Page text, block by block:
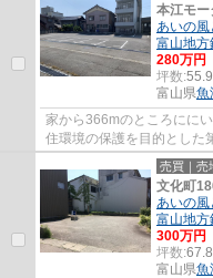
本江モー
あいの風
富山地方
280万円
坪数:
富山県魚
家から366mのところにに
住環境の保護を目的とした
れば車の出し入れが非常に
売買｜売
文化町
あいの風
富山地方
300万円
坪数:
富山県魚